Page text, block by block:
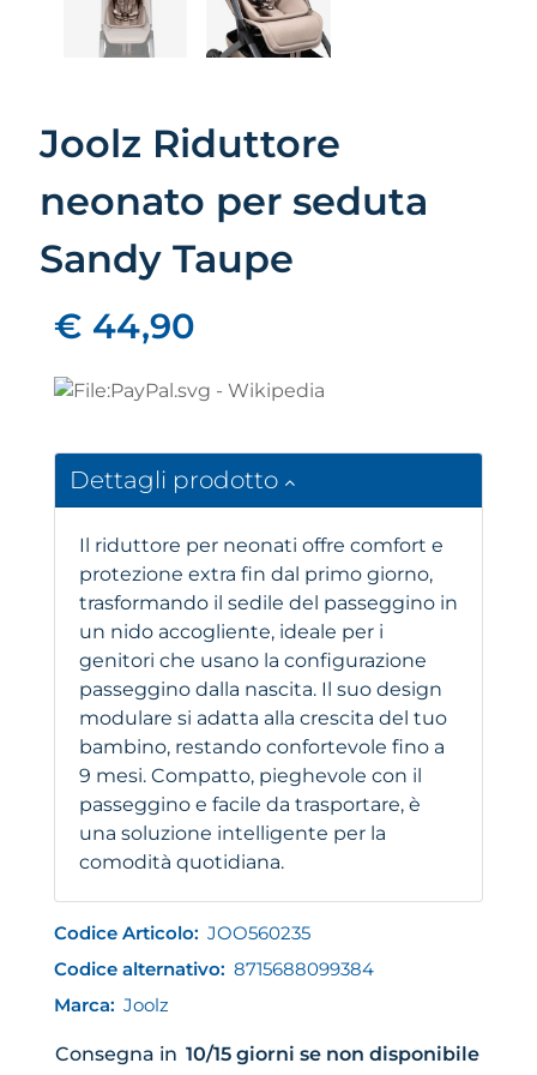
Joolz Riduttore
neonato per seduta
Sandy Taupe
€ 44,90
Dettagli prodotto
Il riduttore per neonati offre comfort e
protezione extra fin dal primo giorno,
trasformando il sedile del passeggino in
un nido accogliente, ideale per i
genitori che usano la configurazione
passeggino dalla nascita. Il suo design
modulare si adatta alla crescita del tuo
bambino, restando confortevole fino a
9 mesi. Compatto, pieghevole con il
passeggino e facile da trasportare, è
una soluzione intelligente per la
comodità quotidiana.
Codice Articolo: JOO560235
Codice alternativo: 8715688099384
Marca: Joolz
Consegna in 10/15 giorni se non disponibile